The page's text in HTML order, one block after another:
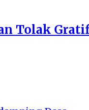
Tolak